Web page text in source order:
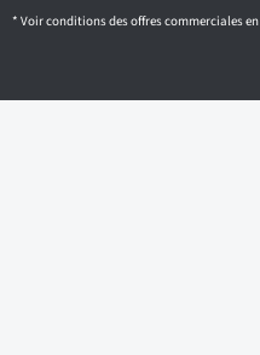
* Voir conditions des offres commerciales en